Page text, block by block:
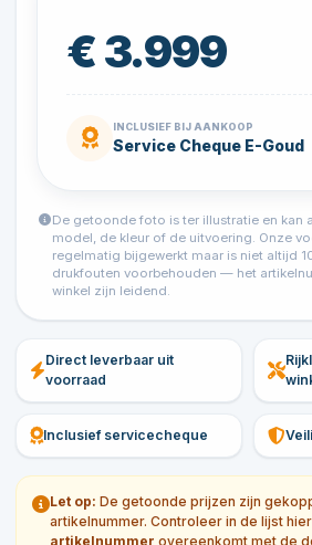
€ 3.999
INCLUSIEF BIJ AANKOOP
Service Cheque E-Goud
De getoonde foto is ter illustratie en kan
model, de kleur of de uitvoering. Onze
regelmatig bijgewerkt maar is niet altijd
drukfouten voorbehouden — het
winkel zijn leidend.
Direct leverbaar uit
voorraad
Inclusief servicecheque
Let op: De getoonde prijzen zijn
artikelnummer. Controleer in de lijst
artikelnummer overeenkomt met de